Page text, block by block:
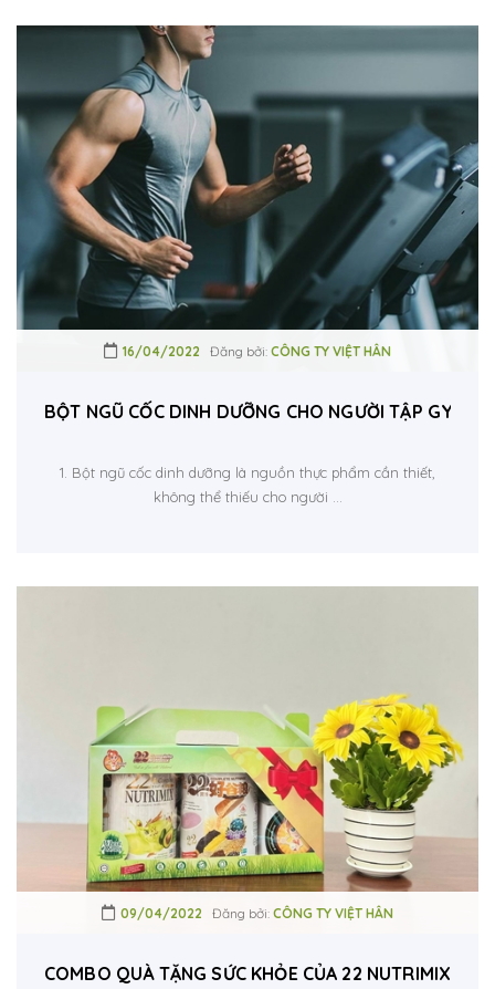
16/04/2022 Đăng bởi: CÔNG TY VIỆT HÂN
BỘT NGŨ CỐC DINH DƯỠNG CHO NGƯỜI TẬP GYM &
1. Bột ngũ cốc dinh dưỡng là nguồn thực phẩm cần thiết,
không thể thiếu cho người ...
09/04/2022 Đăng bởi: CÔNG TY VIỆT HÂN
COMBO QUÀ TẶNG SỨC KHỎE CỦA 22 NUTRIMIX